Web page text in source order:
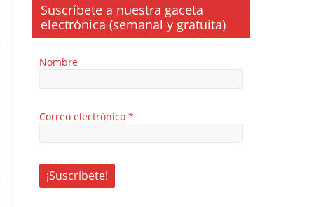
Suscríbete a nuestra gaceta
electrónica (semanal y gratuita)
Nombre
Correo electrónico *